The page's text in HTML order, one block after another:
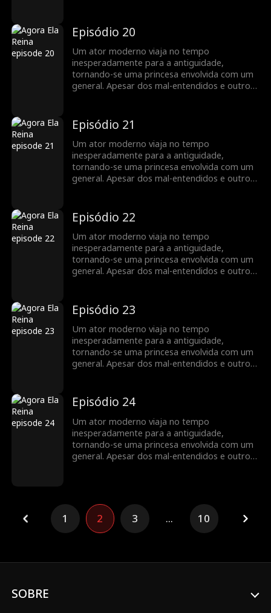
Episódio 20
Um ator moderno viaja no tempo
inesperadamente para a antiguidade,
tornando-se uma princesa envolvida com um
general. Apesar dos mal-entendidos e outros
Episódio 21
Um ator moderno viaja no tempo
inesperadamente para a antiguidade,
tornando-se uma princesa envolvida com um
general. Apesar dos mal-entendidos e outros
Episódio 22
Um ator moderno viaja no tempo
inesperadamente para a antiguidade,
tornando-se uma princesa envolvida com um
general. Apesar dos mal-entendidos e outros
Episódio 23
Um ator moderno viaja no tempo
inesperadamente para a antiguidade,
tornando-se uma princesa envolvida com um
general. Apesar dos mal-entendidos e outros
Episódio 24
Um ator moderno viaja no tempo
inesperadamente para a antiguidade,
tornando-se uma princesa envolvida com um
general. Apesar dos mal-entendidos e outros
1 2 3 ... 10
SOBRE